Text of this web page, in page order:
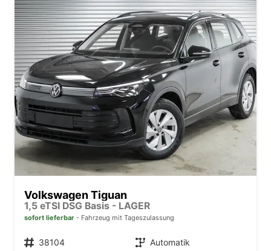
Volkswagen Tiguan
1,5 eTSI DSG Basis - LAGER
sofort lieferbar Fahrzeug mit Tageszulassung
Fahrzeugnr. 38104 Getriebe Automatik